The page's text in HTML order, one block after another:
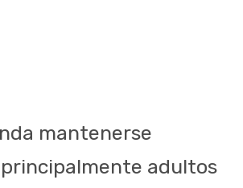
mantenerse
adultos